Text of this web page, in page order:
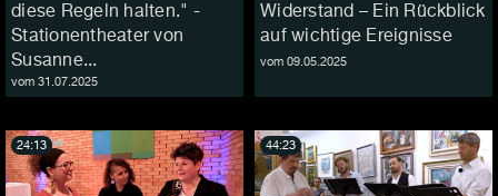
diese Regeln halten." -
Stationentheater von
Susanne...
vom 31.07.2025
Widerstand – Ein Rückblick
auf wichtige Ereignisse
vom 09.05.2025
24:13 44:23